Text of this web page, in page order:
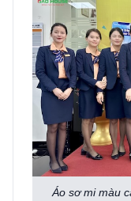
Áo sơ mi màu